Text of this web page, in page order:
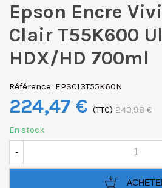
Epson Encre
Clair T55K600
HDX/HD 700ml
Référence: EPSC13T55K60N
224,47 € (TTC) 243,98 €
En stock
-